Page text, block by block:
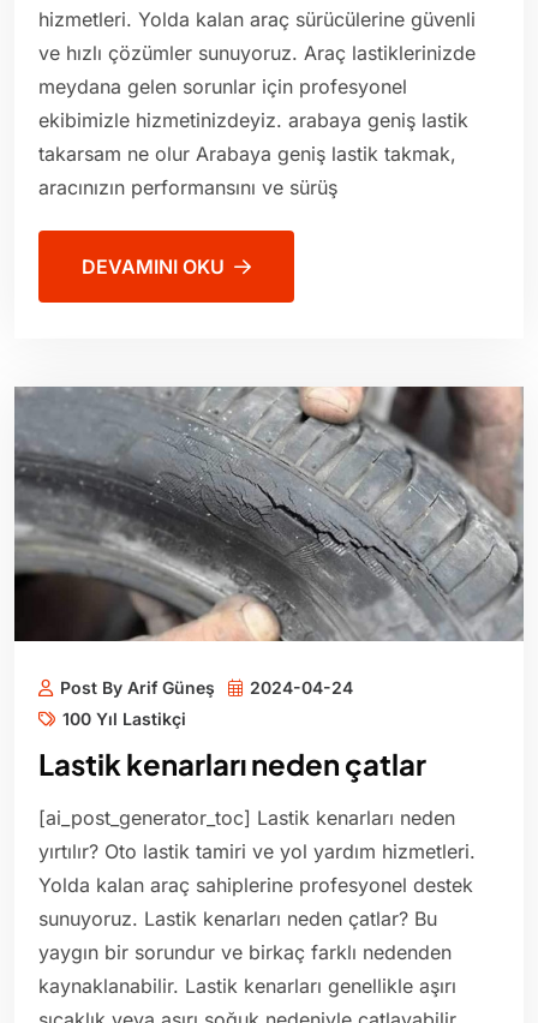
hizmetleri. Yolda kalan araç sürücülerine güvenli
ve hızlı çözümler sunuyoruz. Araç lastiklerinizde
meydana gelen sorunlar için profesyonel
ekibimizle hizmetinizdeyiz. arabaya geniş lastik
takarsam ne olur Arabaya geniş lastik takmak,
aracınızın performansını ve sürüş
DEVAMINI OKU
Post By Arif Güneş
2024-04-24
100 Yıl Lastikçi
Lastik kenarları neden çatlar
[ai_post_generator_toc] Lastik kenarları neden
yırtılır? Oto lastik tamiri ve yol yardım hizmetleri.
Yolda kalan araç sahiplerine profesyonel destek
sunuyoruz. Lastik kenarları neden çatlar? Bu
yaygın bir sorundur ve birkaç farklı nedenden
kaynaklanabilir. Lastik kenarları genellikle aşırı